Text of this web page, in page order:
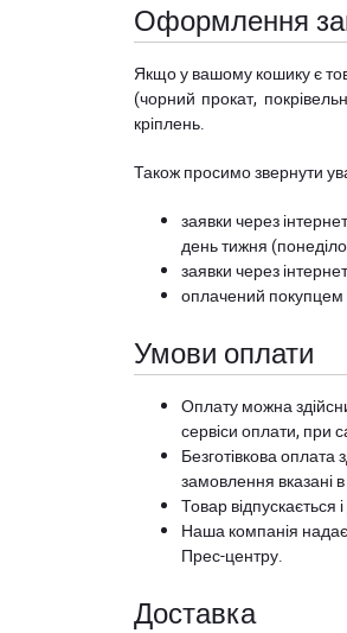
Оформлення
Якщо у вашому кошику є
(чорний прокат,
кріплень.
Також просимо звернути
заявки через
день тижня
заявки через
оплачений покупцем
Умови оплати
Оплату можна
сервіси оплати, при
Безготівкова оплата
замовлення вказані
Товар
Наша компанія
Прес-центру.
Доставка